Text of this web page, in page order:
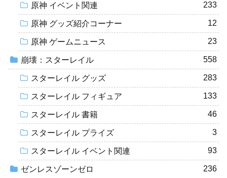
原神 イベント関連 233
原神 グッズ紹介コーナー 12
原神 ゲームニュース 23
崩壊：スターレイル 558
スターレイル グッズ 283
スターレイル フィギュア 133
スターレイル 書籍 46
スターレイル プライズ 3
スターレイル イベント関連 93
ゼンレスゾーンゼロ 236